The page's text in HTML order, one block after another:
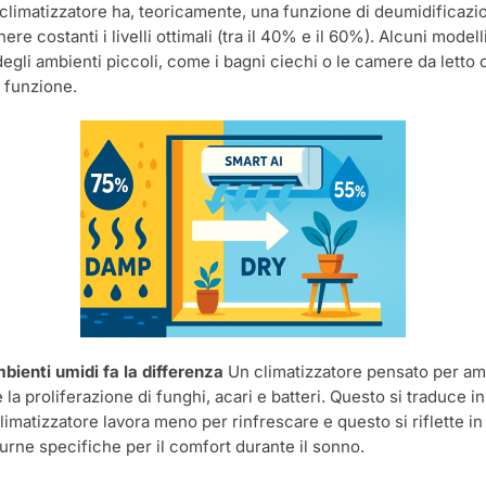
ha, teoricamente, una funzione di
costanti i livelli ottimali (tra il 40% e il 60%). Alcuni
ambienti piccoli, come i bagni ciechi o le camere da letto
umidi fa la differenza Un climatizzatore pensato per
proliferazione di funghi, acari e batteri. Questo si traduce
lavora meno per rinfrescare e questo si riflette
specifiche per il comfort durante il sonno.